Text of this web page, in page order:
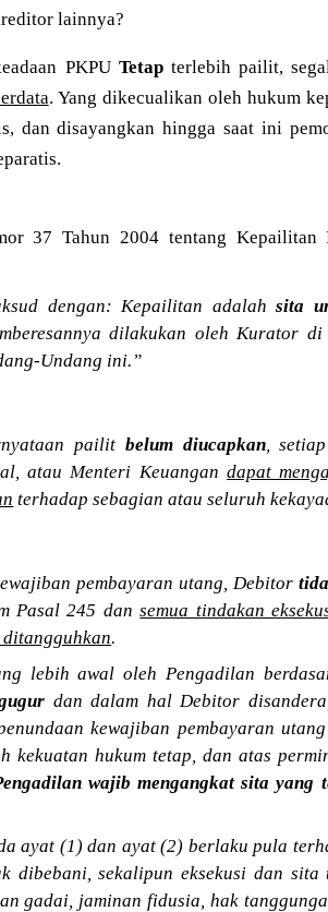
lainnya?
PKPU Tetapterlebih pailit,
. Yang dikecualikan oleh hukum
dan disayangkan hingga saat ini
37 Tahun 2004 tentang Kepailitan
dengan: Kepailitan adalahsita
dilakukan oleh Kurator di
Undang ini.”
pailit belum diucapkan,
atau Menteri Keuangandapat
terhadap sebagian atau seluruh
pembayaran utang, Debitor
Pasal 245 dansemua tindakan
ditangguhkan.
lebih awal oleh Pengadilan
dan dalam hal Debitor
kewajiban pembayaran
kekuatan hukum tetap, dan atas
wajib mengangkat sita yang
ayat (1) dan ayat (2) berlaku pula
dibebani, sekalipun eksekusi dan sita
gadai, jaminan fidusia, hak